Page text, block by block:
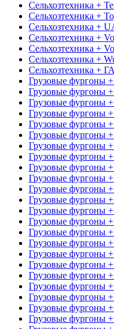
Сельхозтехника +
Сельхозтехника +
Сельхозтехника +
Сельхозтехника +
Сельхозтехника +
Сельхозтехника +
Сельхозтехника +
Грузовые фургоны
Грузовые фургоны
Грузовые фургоны
Грузовые фургоны
Грузовые фургоны
Грузовые фургоны
Грузовые фургоны
Грузовые фургоны
Грузовые фургоны
Грузовые фургоны
Грузовые фургоны
Грузовые фургоны
Грузовые фургоны
Грузовые фургоны
Грузовые фургоны
Грузовые фургоны +
Грузовые фургоны
Грузовые фургоны +
Грузовые фургоны +
Грузовые фургоны
Грузовые фургоны +
Грузовые фургоны
Грузовые фургоны